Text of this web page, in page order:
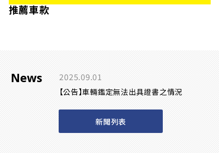
推薦車款
News 2025.09.01
【公告】車輛鑑定無法出具證書之情況
新聞列表